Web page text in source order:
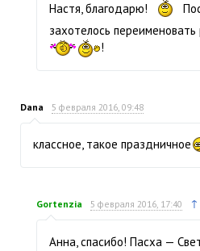
Настя, благодарю!
захотелось
!
Dana 5 февраля 2016, 09:48
классное, такое праздничное
Gortenzia 5 февраля 2016, 17:40 ↑
Анна, спасибо! Пасха —